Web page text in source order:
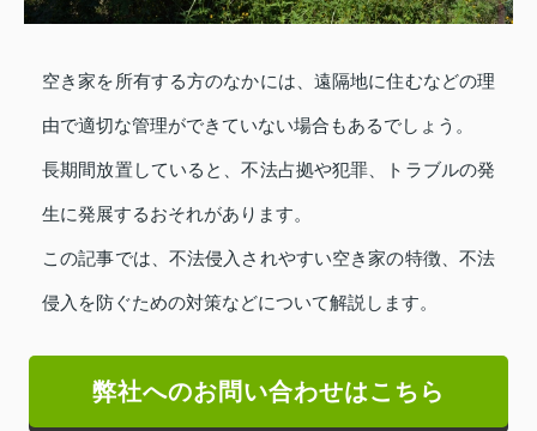
空き家を所有する方のなかには、遠隔地に住むなどの理
由で適切な管理ができていない場合もあるでしょう。
長期間放置していると、不法占拠や犯罪、トラブルの発
生に発展するおそれがあります。
この記事では、不法侵入されやすい空き家の特徴、不法
侵入を防ぐための対策などについて解説します。
弊社へのお問い合わせはこちら